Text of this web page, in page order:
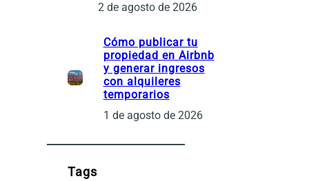
2 de agosto de 2026
Cómo publicar tu
propiedad en Airbnb
y generar ingresos
con alquileres
temporarios
1 de agosto de 2026
Tags